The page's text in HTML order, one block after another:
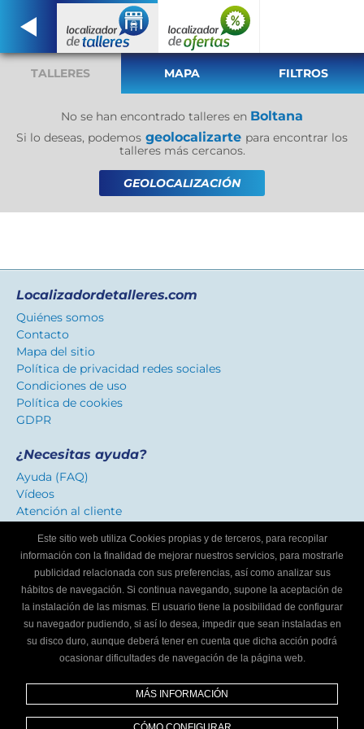
TALLERES MAPA FILTROS
No se han encontrado talleres en Boltana
Si lo deseas, podemos geolocalizarte para encontrar los
talleres más cercanos.
GEOLOCALIZACIÓN
Localizadordetalleres.com
Quiénes somos
Contacto
Mapa del sitio
Política de privacidad redes sociales
Condiciones de uso
Política de cookies
GDPR
¿Necesitas ayuda?
Ayuda (FAQ)
Vídeos
Atención al cliente
Certificado de confianza
Distinguimos los talleres que ofrecen un servicio
adaptado a internautas.
¿Eres un taller mecánico?
Escríbenos y te informaremos cómo formar parte de
Este sitio web utiliza Cookies propias y de terceros, para recopilar
información con la finalidad de mejorar nuestros servicios, para mostrarle
publicidad relacionada con sus preferencias, así como analizar sus
hábitos de navegación. Si continua navegando, supone la aceptación de
la instalación de las mismas. El usuario tiene la posibilidad de configurar
su navegador pudiendo, si así lo desea, impedir que sean instaladas en
su disco duro, aunque deberá tener en cuenta que dicha acción podrá
ocasionar dificultades de navegación de la página web.
MÁS INFORMACIÓN